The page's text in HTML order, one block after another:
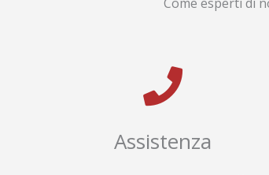
Assistenza